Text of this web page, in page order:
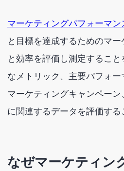
マーケティングパフォーマン
と目標を達成するためのマ
と効率を評価し測定するこ
なメトリック、主要パフォー
マーケティングキャンペー
に関連するデータを評価する
なぜマーケティン